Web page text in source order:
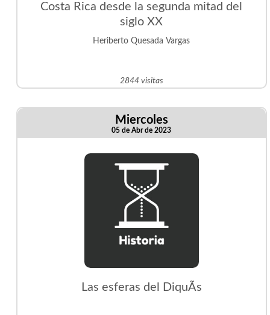
Costa Rica desde la segunda mitad del
siglo XX
Heriberto Quesada Vargas
2844 visitas
Miercoles
05 de Abr de 2023
Las esferas del DiquÃ­s